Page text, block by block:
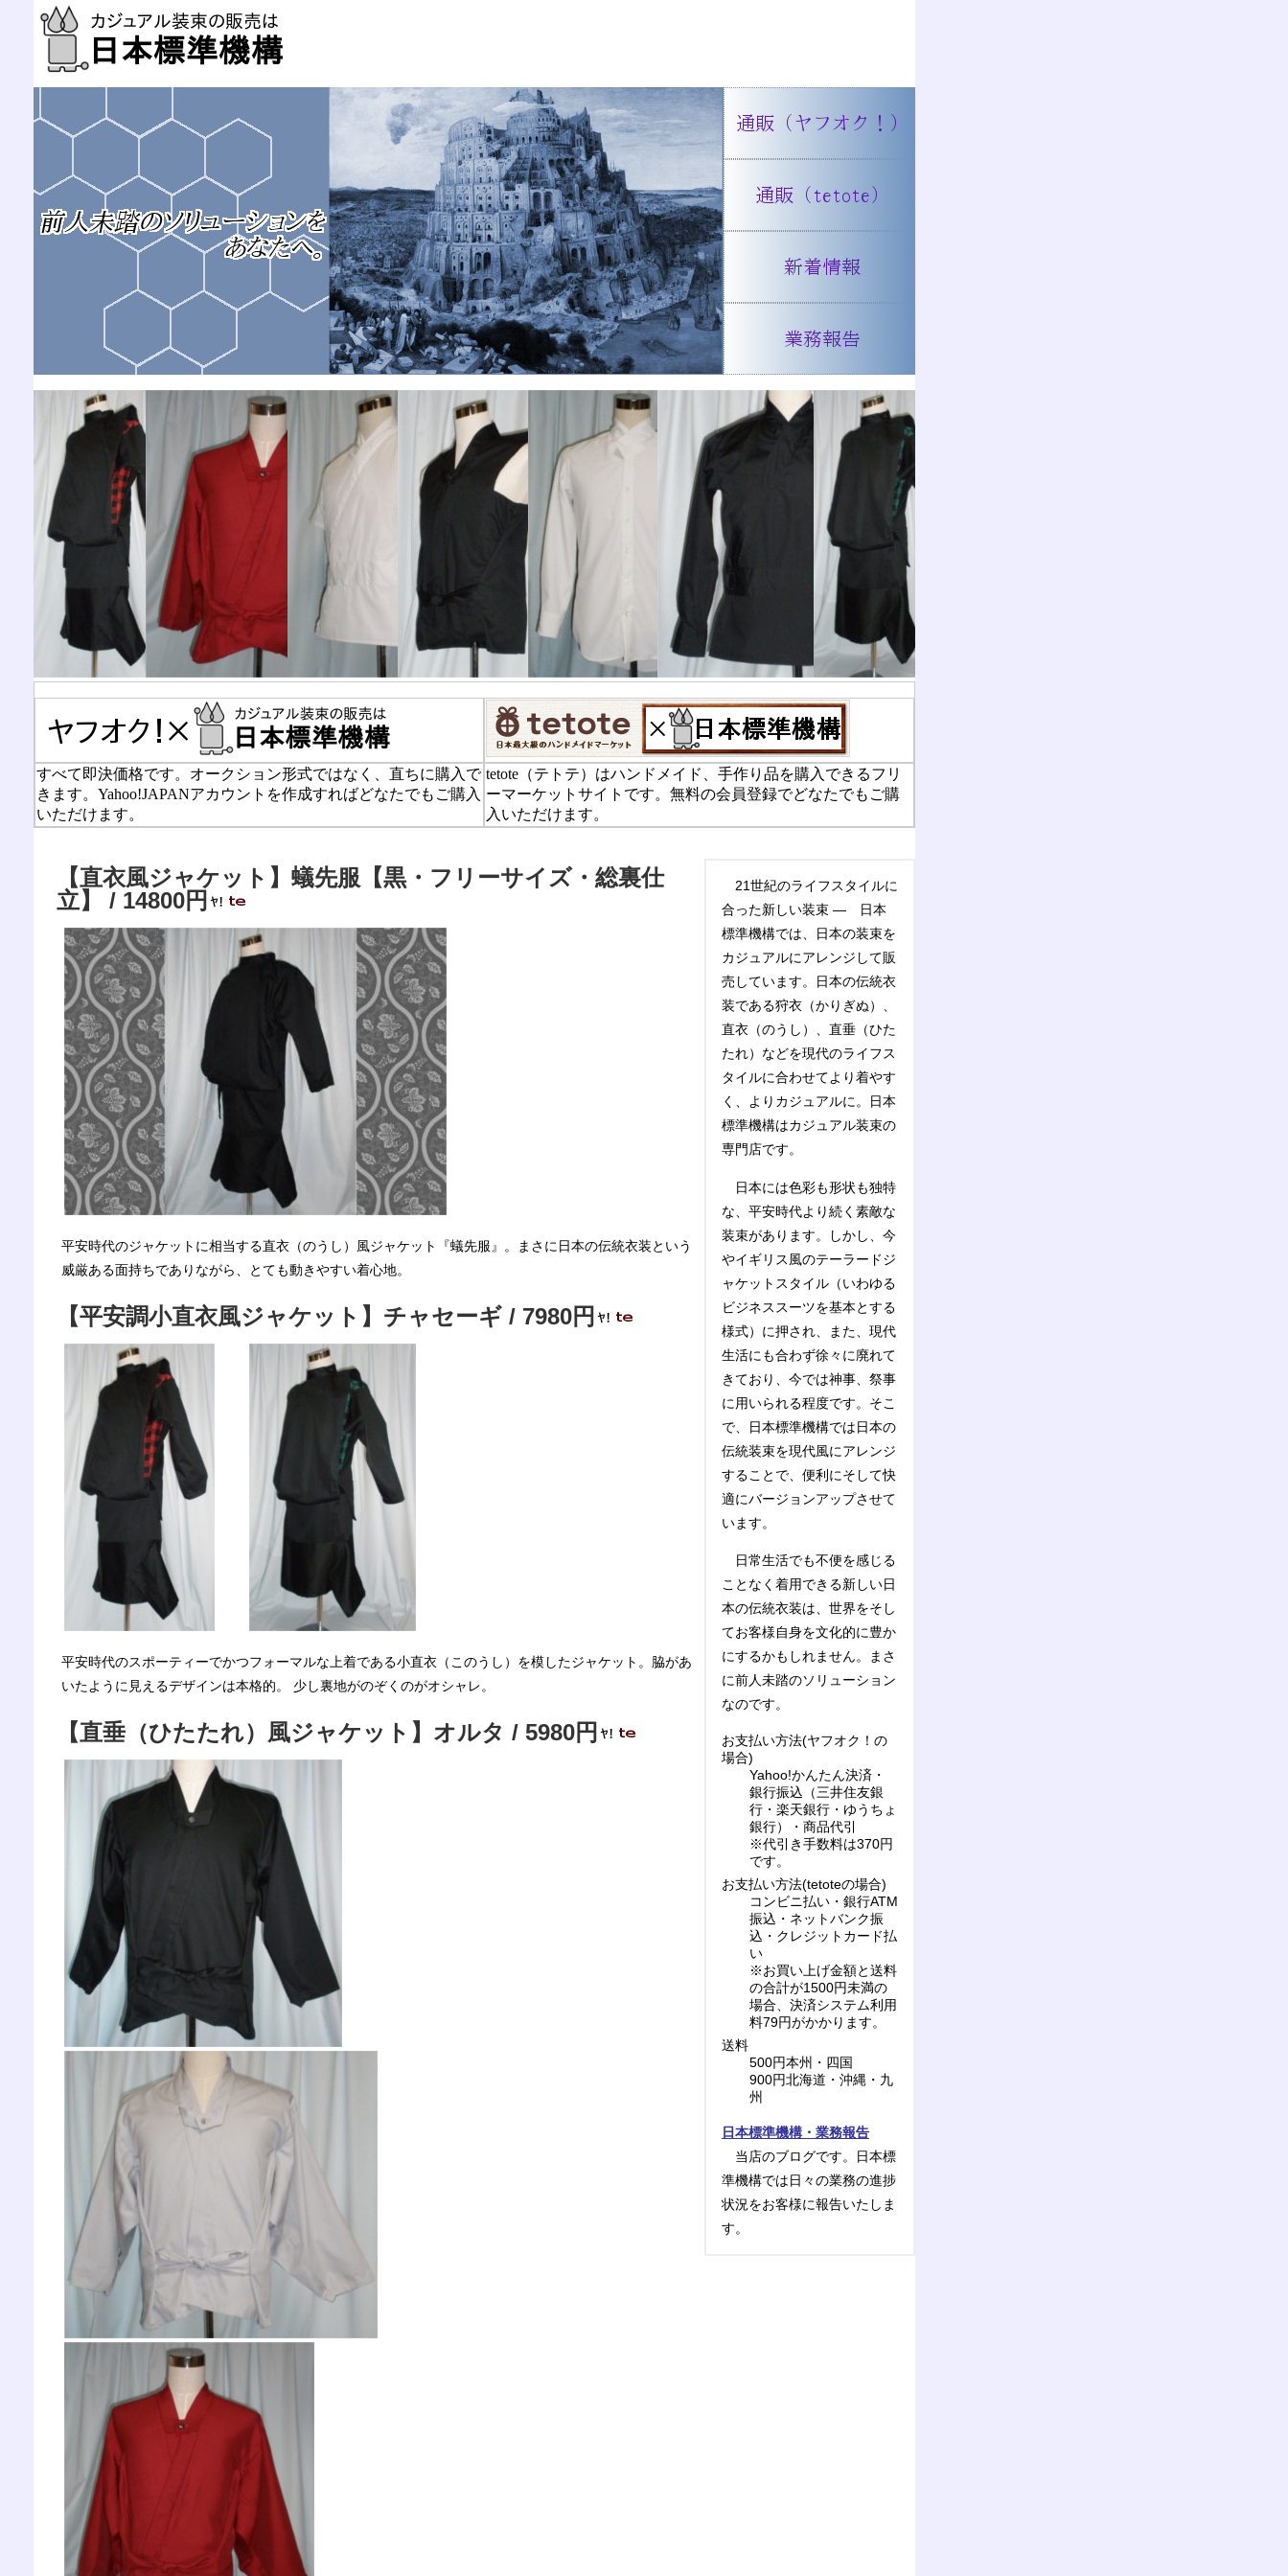
すべて即決価格です。オークション形式ではなく、直ちに購入で
きます。Yahoo!JAPANアカウントを作成すればどなたでもご購入
いただけます。
tetote（テトテ）はハンドメイド、手作り品を購入できるフリ
ーマーケットサイトです。無料の会員登録でどなたでもご購
入いただけます。
21世紀のライフスタイルに
合った新しい装束 ― 日本
標準機構では、日本の装束を
カジュアルにアレンジして販
売しています。日本の伝統衣
装である狩衣（かりぎぬ）、
直衣（のうし）、直垂（ひた
たれ）などを現代のライフス
タイルに合わせてより着やす
く、よりカジュアルに。日本
標準機構はカジュアル装束の
専門店です。
日本には色彩も形状も独特
な、平安時代より続く素敵な
装束があります。しかし、今
やイギリス風のテーラードジ
ャケットスタイル（いわゆる
ビジネススーツを基本とする
様式）に押され、また、現代
生活にも合わず徐々に廃れて
きており、今では神事、祭事
に用いられる程度です。そこ
で、日本標準機構では日本の
伝統装束を現代風にアレンジ
することで、便利にそして快
適にバージョンアップさせて
います。
日常生活でも不便を感じる
ことなく着用できる新しい日
本の伝統衣装は、世界をそし
てお客様自身を文化的に豊か
にするかもしれません。まさ
に前人未踏のソリューション
なのです。
お支払い方法(ヤフオク！の
場合)
Yahoo!かんたん決済・
銀行振込（三井住友銀
行・楽天銀行・ゆうちょ
銀行）・商品代引
※代引き手数料は370円
です。
お支払い方法(tetoteの場合)
コンビニ払い・銀行ATM
振込・ネットバンク振
込・クレジットカード払
い
※お買い上げ金額と送料
の合計が1500円未満の
場合、決済システム利用
料79円がかかります。
送料
500円本州・四国
900円北海道・沖縄・九
州
日本標準機構・業務報告
当店のブログです。日本標
準機構では日々の業務の進捗
状況をお客様に報告いたしま
す。
【直衣風ジャケット】蟻先服【黒・フリーサイズ・総裏仕
立】 / 14800円
平安時代のジャケットに相当する直衣（のうし）風ジャケット『蟻先服』。まさに日本の伝統衣装という
威厳ある面持ちでありながら、とても動きやすい着心地。
【平安調小直衣風ジャケット】チャセーギ / 7980円
平安時代のスポーティーでかつフォーマルな上着である小直衣（このうし）を模したジャケット。脇があ
いたように見えるデザインは本格的。 少し裏地がのぞくのがオシャレ。
【直垂（ひたたれ）風ジャケット】オルタ / 5980円